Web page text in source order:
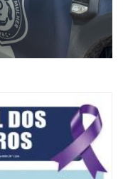
vítimas de violência